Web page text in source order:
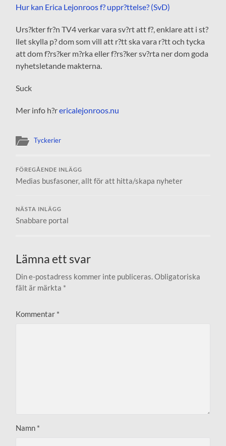
Hur kan Erica Lejonroos f? uppr?ttelse? (SvD)
Urs?kter fr?n TV4 verkar vara sv?rt att f?, enklare att i st?
llet skylla p? dom som vill att r?tt ska vara r?tt och tycka
att dom f?rs?ker m?rka eller f?rs?ker sv?rta ner dom goda
nyhetsletande makterna.
Suck
Mer info h?rericalejonroos.nu
Tyckerier
FÖREGÅENDE INLÄGG
Medias busfasoner, allt för att hitta/skapa nyheter
NÄSTA INLÄGG
Snabbare portal
Lämna ett svar
Din e-postadress kommer inte publiceras. Obligatoriska
fält är märkta *
Kommentar *
Namn *